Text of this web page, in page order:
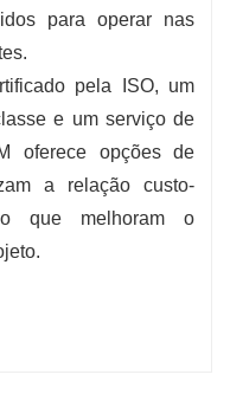
para operar nas
pela ISO, um
e um serviço de
oferece opções de
a relação custo-
que melhoram o